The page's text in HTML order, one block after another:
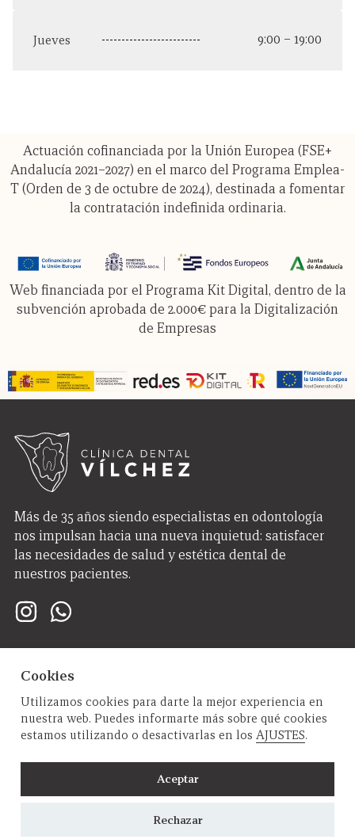
Jueves 9:00 – 19:00
Actuación cofinanciada por la Unión Europea (FSE+
Andalucía 2021–2027) en el marco delPrograma Emplea-
T (Orden de 3 de octubre de 2024), destinada a fomentar
la contratación indefinida ordinaria.
Web financiada por el Programa Kit Digital, dentro de la
subvención aprobada de 2.000€ para la Digitalización
de Empresas
Más de 35 años siendo especialistas en odontología
nos impulsan hacia una nueva inquietud: satisfacer
las necesidades de salud y estética dental de
nuestros pacientes.
Contacto
958 57 02 90
637 827 190
Calle Andalucía 1, 1A, 18100 Armilla, Granada
Cookies
Utilizamos cookies para darte la mejor experiencia en
nuestra web. Puedes informarte más sobre qué cookies
estamos utilizando o desactivarlas en los AJUSTES.
Aceptar
Rechazar